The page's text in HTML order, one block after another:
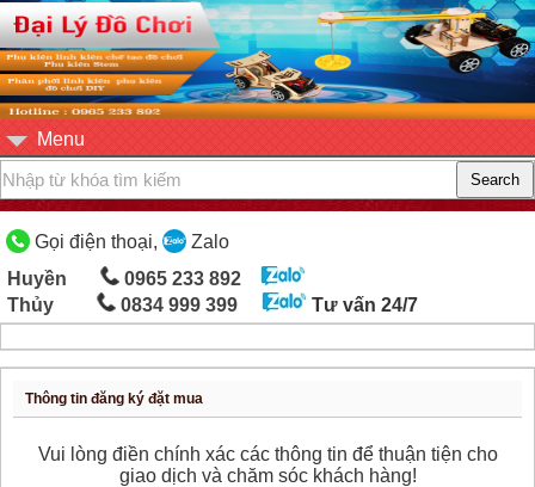
Menu
Gọi điện thoại,
Zalo
Huyền
0965 233 892
Thủy
0834 999 399 Tư vấn 24/7
Thông tin đăng ký đặt mua
Vui lòng điền chính xác các thông tin để thuận tiện cho
giao dịch và chăm sóc khách hàng!